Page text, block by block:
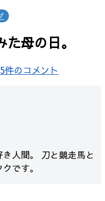
母の日。
5件のコメント
人間。 刀と競走馬と
です。